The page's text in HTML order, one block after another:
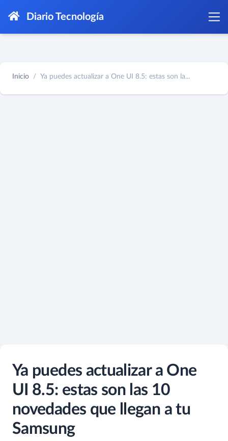
Diario Tecnología
Inicio Ya puedes actualizar a One UI 8.5: estas son la...
Ya puedes actualizar a One
UI 8.5: estas son las 10
novedades que llegan a tu
Samsung